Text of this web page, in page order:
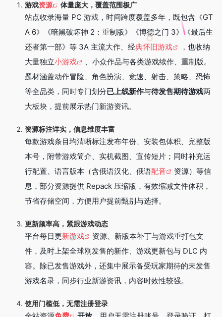
游戏资源 体量庞大，覆盖范围极广
站点收录海量 PC 游戏，时间跨度覆盖多年，既包含《GT
A 6》《暗黑破坏神 2：重制版》《博德之门 3》《最后生
还者第一部》等 3A 主流大作、经典怀旧游戏
，也收纳
大量独立小游戏
、小众作品与各类游戏续作、重制版。
题材涵盖动作冒险、角色扮演、竞速、射击、策略、恐怖
等全品类，同时专门划分已上线新作与待发售期待游戏两
大板块，提前展示热门新游资讯。
资源标注详实，信息维度丰富
每款游戏条目均清晰标注发布年份、安装包体积、完整版
本号，附带游戏简介、实机截图、宣传短片；同时补充运
行配置、语言版本（含俄语汉化、俄语配音
资源）等信
息，部分资源提供 Repack 压缩版，有效缩减文件体积，
节省存储空间，方便用户提前甄别与选择。
更新频率高，紧跟游戏动态
平台每日更新游戏
资源、新版本补丁与游戏重打包文
件，及时上架全球刚发售的新作、游戏更新包与 DLC 内
容。除已发售游戏外，还集中展示备受玩家期待的未发售
游戏名录，同步行业新游资讯，内容时效性较强。
使用门槛低，无需注册登录